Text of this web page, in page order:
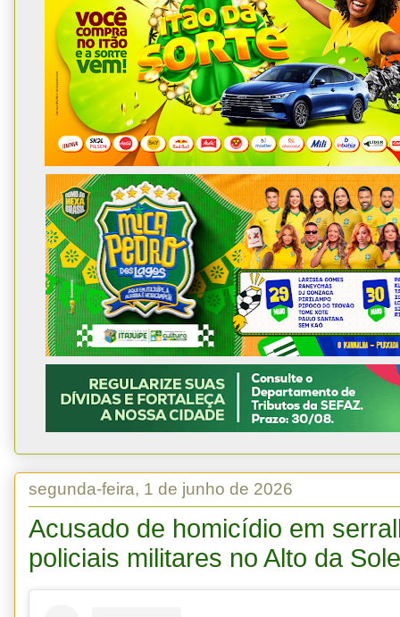
segunda-feira, 1 de junho de 2026
Acusado de homicídio em
policiais militares no Alto da